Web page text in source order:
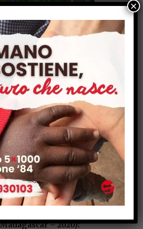
Faso – 2020):
un pozzo presso un
burkinabè
– 2020):
×